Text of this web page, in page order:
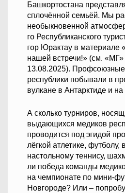
Башкортостана
сплочённой семьёй. Мы
необыкновенной
го Республиканского
гор Юрактау в материале
нашей встречи!» (см.
13.08.2025).
республики побывали в
вулкане в Антарктиде и
А сколько турниров,
выдающихся медиков
проводится под эгидой
лёгкой атлетике, футболу,
настольному теннису,
ли победа команды
на чемпионате по мини-
Новгороде? Или –